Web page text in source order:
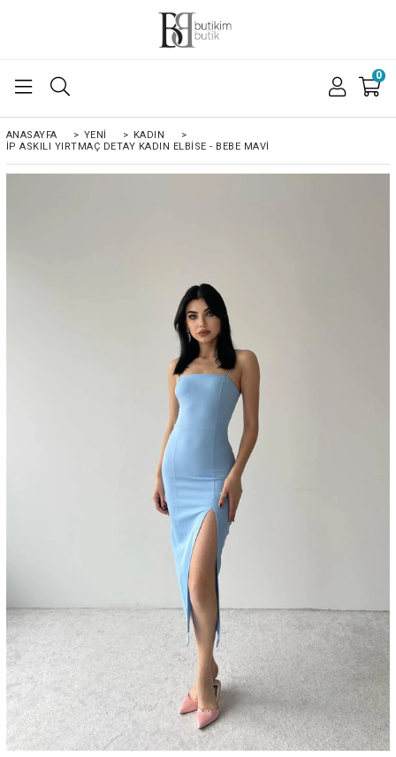
0
ANASAYFA > YENİ > KADIN
>
İP ASKILI YIRTMAÇ DETAY KADIN ELBISE - BEBE MAVİ